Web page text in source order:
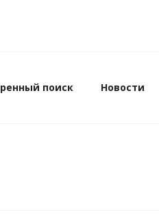
поиск Новости